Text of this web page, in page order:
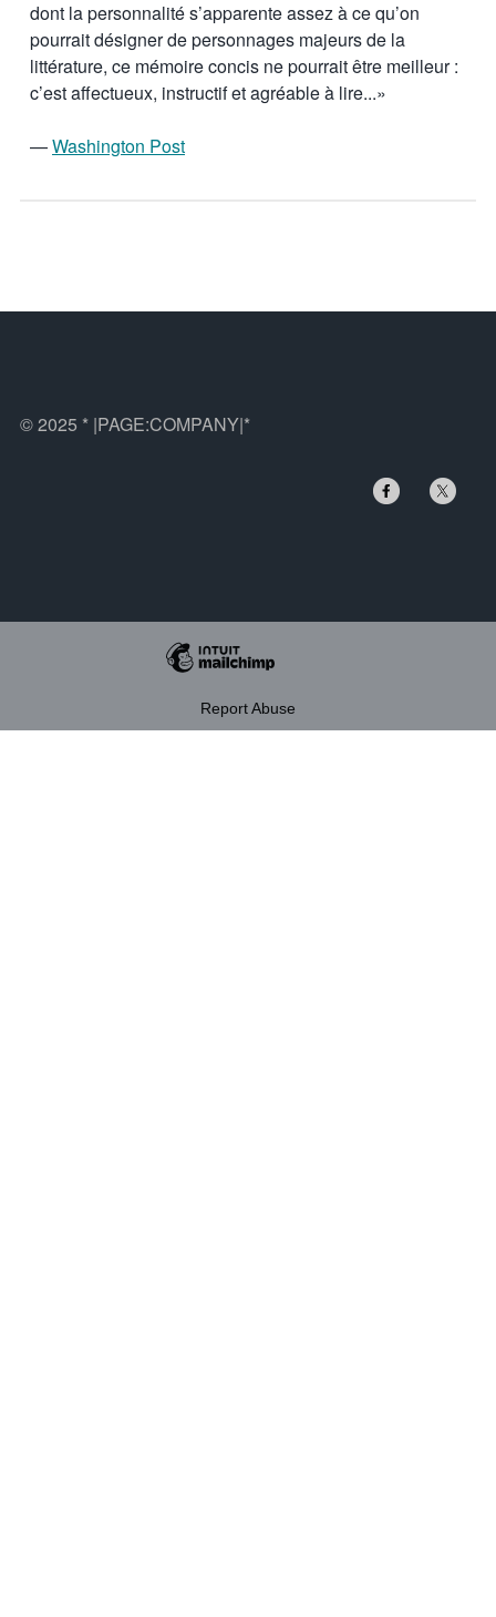
dont la personnalité s’apparente assez à ce qu’on
pourrait désigner de personnages majeurs de la
littérature, ce mémoire concis ne pourrait être meilleur :
c’est affectueux, instructif et agréable à lire...»
—Washington Post
© 2025 * |PAGE:COMPANY|*
Report Abuse